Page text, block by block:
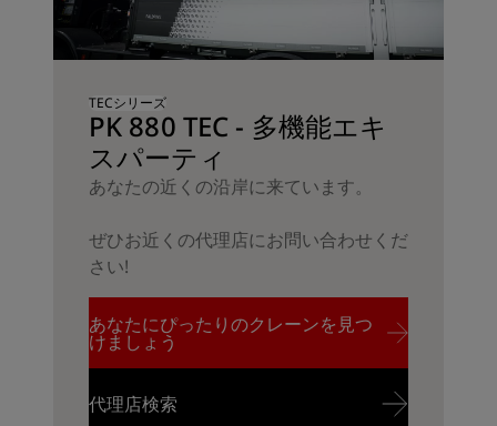
PK 880 TEC - 多機能エキ
スパーティ
TECシリーズ
あなたの近くの沿岸に来ています。
ぜひお近くの代理店にお問い合わせくだ
さい!
あなたにぴったりのクレーンを見つ
けましょう
あなたにぴったりのクレーンを見つ
けましょう
代理店検索